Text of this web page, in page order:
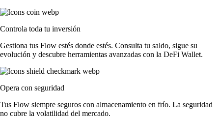
Controla toda tu inversión
Gestiona tus Flow estés donde estés. Consulta tu saldo, sigue su
evolución y descubre herramientas avanzadas con la DeFi Wallet.
Opera con seguridad
Tus Flow siempre seguros con almacenamiento en frío. La seguridad
no cubre la volatilidad del mercado.